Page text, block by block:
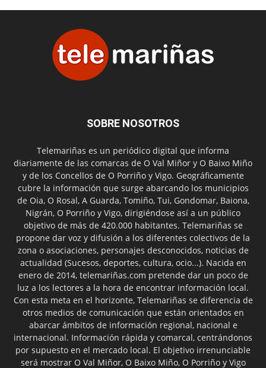
SOBRE NOSOTROS
Telemariñas es un periódico digital que informa
diariamente de las comarcas de O Val Miñor y O Baixo Miño
y de los Concellos de O Porriño y Vigo. Geográficamente
cubre la información que surge abarcando los municipios
de Oia, O Rosal, A Guarda, Tomiño, Tui, Gondomar, Baiona,
Nigrán, O Porriño y Vigo, dirigiéndose así a un público
objetivo de más de 420.000 habitantes. Telemariñas se
propone dar voz y difusión a los diferentes colectivos de la
zona o asociaciones, personajes desconocidos, noticias de
actualidad (Sucesos, deportes, cultura, ocio...). Nacida en
enero de 2014, telemariñas.com pretende dar un poco de
luz a los lectores a la hora de encontrar información local.
Con esta meta en el horizonte, Telemariñas se diferencia de
otros medios de comunicación que están orientados en
abarcar ámbitos de información regional, nacional e
internacional. Información rápida y comarcal, centrándonos
por supuesto en el mercado local. El objetivo irrenunciable
será mostrar O Val Miñor, O Baixo Miño, O Porriño y Vigo